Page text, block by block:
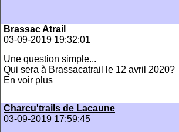
Brassac Atrail
03-09-2019 19:32:01
Une question simple...
Qui sera à Brassacatrail le 12 avril 2020?
En voir plus
Charcu'trails de Lacaune
03-09-2019 17:59:45